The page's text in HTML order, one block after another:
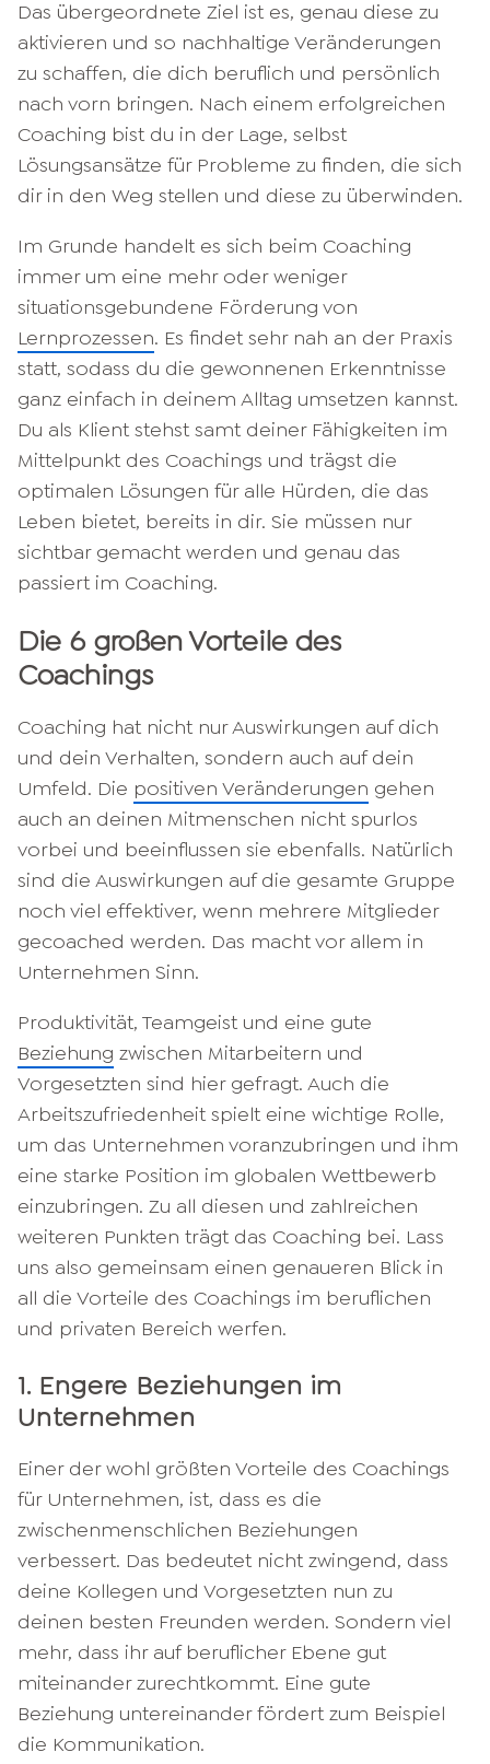
Das übergeordnete Ziel ist es, genau diese zu
aktivieren und so nachhaltige Veränderungen
zu schaffen, die dich beruflich und persönlich
nach vorn bringen. Nach einem erfolgreichen
Coaching bist du in der Lage, selbst
Lösungsansätze für Probleme zu finden, die sich
dir in den Weg stellen und diese zu überwinden.
Im Grunde handelt es sich beim Coaching
immer um eine mehr oder weniger
situationsgebundene Förderung von
Lernprozessen. Es findet sehr nah an der Praxis
statt, sodass du die gewonnenen Erkenntnisse
ganz einfach in deinem Alltag umsetzen kannst.
Du als Klient stehst samt deiner Fähigkeiten im
Mittelpunkt des Coachings und trägst die
optimalen Lösungen für alle Hürden, die das
Leben bietet, bereits in dir. Sie müssen nur
sichtbar gemacht werden und genau das
passiert im Coaching.
Die 6 großen Vorteile des
Coachings
Coaching hat nicht nur Auswirkungen auf dich
und dein Verhalten, sondern auch auf dein
Umfeld. Die positiven Veränderungen gehen
auch an deinen Mitmenschen nicht spurlos
vorbei und beeinflussen sie ebenfalls. Natürlich
sind die Auswirkungen auf die gesamte Gruppe
noch viel effektiver, wenn mehrere Mitglieder
gecoached werden. Das macht vor allem in
Unternehmen Sinn.
Produktivität, Teamgeist und eine gute
Beziehung zwischen Mitarbeitern und
Vorgesetzten sind hier gefragt. Auch die
Arbeitszufriedenheit spielt eine wichtige Rolle,
um das Unternehmen voranzubringen und ihm
eine starke Position im globalen Wettbewerb
einzubringen. Zu all diesen und zahlreichen
weiteren Punkten trägt das Coaching bei. Lass
uns also gemeinsam einen genaueren Blick in
all die Vorteile des Coachings im beruflichen
und privaten Bereich werfen.
1. Engere Beziehungen im
Unternehmen
Einer der wohl größten Vorteile des Coachings
für Unternehmen, ist, dass es die
zwischenmenschlichen Beziehungen
verbessert. Das bedeutet nicht zwingend, dass
deine Kollegen und Vorgesetzten nun zu
deinen besten Freunden werden. Sondern viel
mehr, dass ihr auf beruflicher Ebene gut
miteinander zurechtkommt. Eine gute
Beziehung untereinander fördert zum Beispiel
die Kommunikation.